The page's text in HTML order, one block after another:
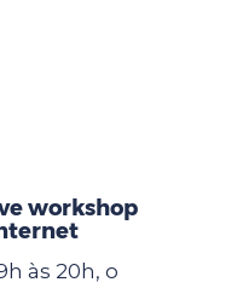
workshop
às 20h, o